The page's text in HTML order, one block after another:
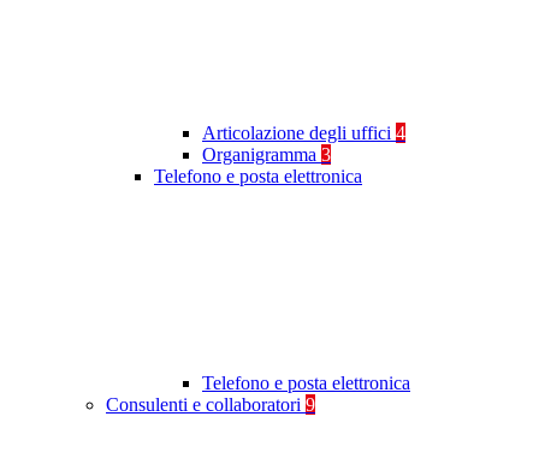
Articolazione degli uffici 4
Organigramma 3
Telefono e posta elettronica
Telefono e posta elettronica
Consulenti e collaboratori 9